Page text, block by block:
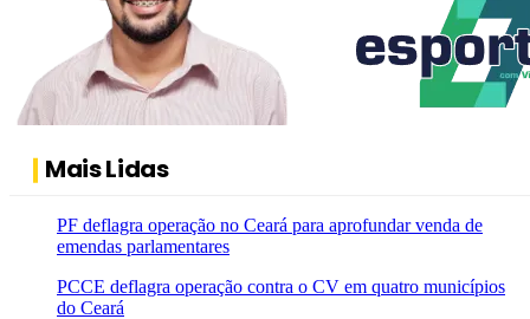
Mais Lidas
PF deflagra operação no Ceará para aprofundar venda de
emendas parlamentares
PCCE deflagra operação contra o CV em quatro municípios
do Ceará